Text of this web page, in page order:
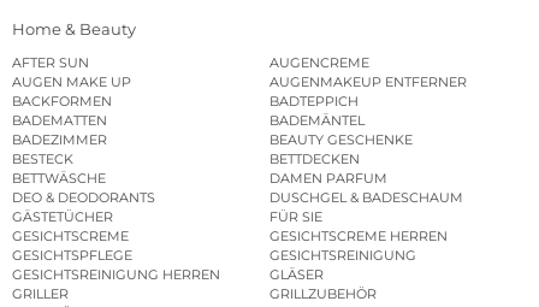
Home & Beauty
AFTER SUN
AUGENCREME
AUGEN MAKE UP
AUGENMAKEUP ENTFERNER
BACKFORMEN
BADTEPPICH
BADEMATTEN
BADEMÄNTEL
BADEZIMMER
BEAUTY GESCHENKE
BESTECK
BETTDECKEN
BETTWÄSCHE
DAMEN PARFUM
DEO & DEODORANTS
DUSCHGEL & BADESCHAUM
GÄSTETÜCHER
FÜR SIE
GESICHTSCREME
GESICHTSCREME HERREN
GESICHTSPFLEGE
GESICHTSREINIGUNG
GESICHTSREINIGUNG HERREN
GLÄSER
GRILLER
GRILLZUBEHÖR